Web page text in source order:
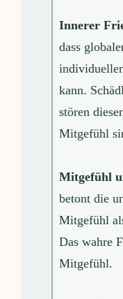
Innerer
dass
kann.
stören
Mitgefühl
Mitgefühl
betont die
Mitgefühl
Das wahre
Mitgefühl.